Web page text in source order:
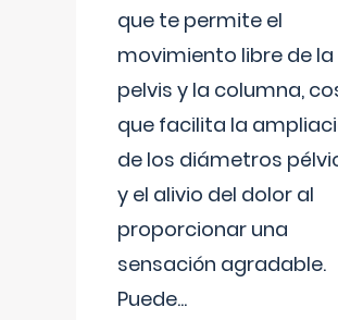
que te permite el
movimiento libre de la
pelvis y la columna,
que facilita la
de los diámetros
y el alivio del dolor al
proporcionar una
sensación agradable.
Puede...